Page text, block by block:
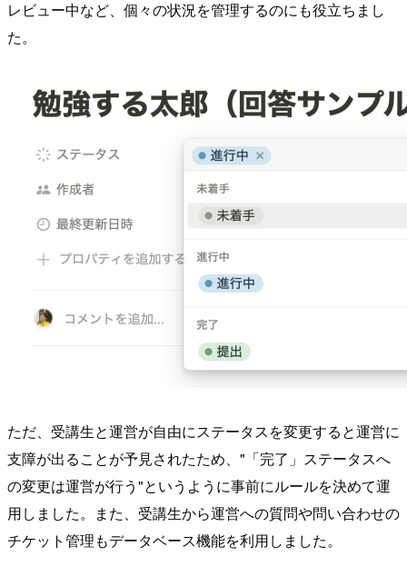
レビュー中など、個々の状況を管理するのにも役立ちまし
た。
ただ、受講生と運営が自由にステータスを変更すると運営に
支障が出ることが予見されたため、"「完了」ステータスへ
の変更は運営が行う"というように事前にルールを決めて運
用しました。また、受講生から運営への質問や問い合わせの
チケット管理もデータベース機能を利用しました。